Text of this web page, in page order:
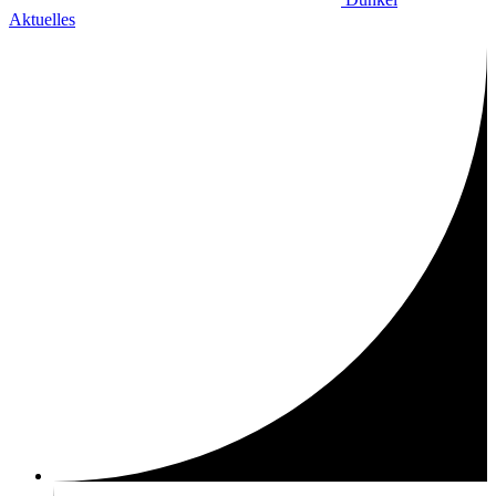
Aktuelles